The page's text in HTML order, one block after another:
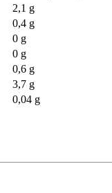
2,1 g
0,4 g
0 g
0 g
0,6 g
3,7 g
0,04 g